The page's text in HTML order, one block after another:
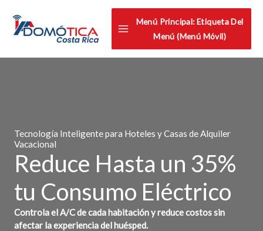
Menú Principal: Etiqueta Del
Menú (menú Móvil)
Tecnología Inteligente para Hoteles y Casas de Alquiler
Vacacional
Reduce Hasta un 35%
tu Consumo Eléctrico
Controla el A/C de cada habitación y reduce costos sin
afectar la experiencia del huésped.